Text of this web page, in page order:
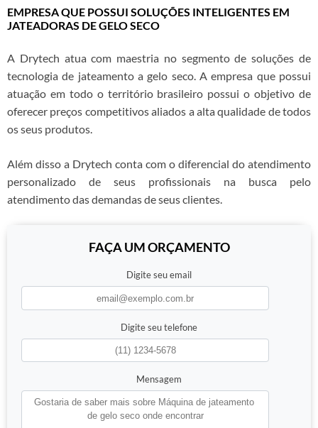
EMPRESA QUE POSSUI SOLUÇÕES INTELIGENTES EM
JATEADORAS DE GELO SECO
A Drytech atua com maestria no segmento de soluções de
tecnologia de jateamento a gelo seco. A empresa que possui
atuação em todo o território brasileiro possui o objetivo de
oferecer preços competitivos aliados a alta qualidade de todos
os seus produtos.
Além disso a Drytech conta com o diferencial do atendimento
personalizado de seus profissionais na busca pelo
atendimento das demandas de seus clientes.
FAÇA UM ORÇAMENTO
Digite seu email
Digite seu telefone
Mensagem